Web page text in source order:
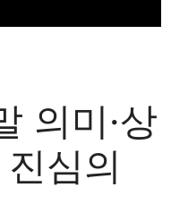
의미·상
심의